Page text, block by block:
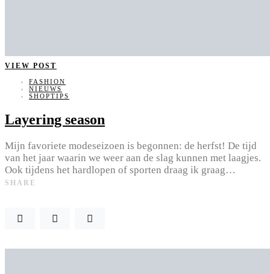
VIEW POST
FASHION
NIEUWS
SHOPTIPS
Layering season
Mijn favoriete modeseizoen is begonnen: de herfst! De tijd
van het jaar waarin we weer aan de slag kunnen met laagjes.
Ook tijdens het hardlopen of sporten draag ik graag…
SHARE